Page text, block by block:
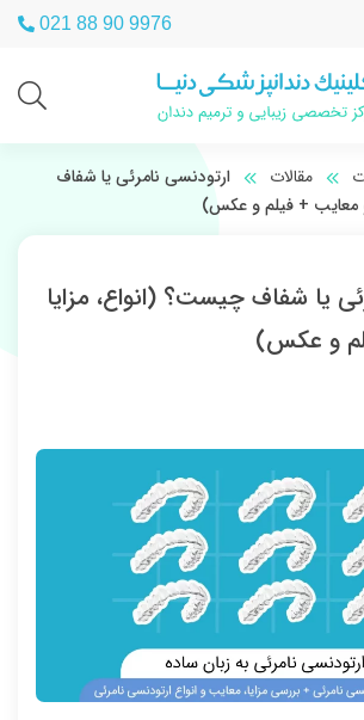
021 88 90 9976
مقالات
ارتودنسی نامرئی یا شفاف
معایب + فیلم و عکس)
یا شفاف چیست؟ (انواع، مزایا
و عکس)